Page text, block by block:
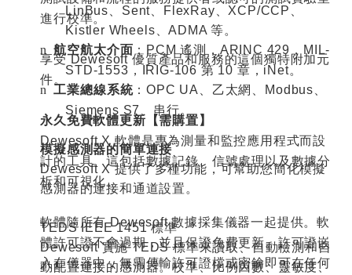
LinBus Sent FlexRay XCP/CCP
Kistler Wheels 、ADMA等。
n 航空航太介面 ： PCM遙測， ARINC 429 ， MIL-
STD-1553 ，IRIG-106第10章，iNet。
n 工業總線系統：OPC UA 、乙太網、 Modbus
Siemens S7
、串行。
模擬感測器的簡單連接
Dewesoft X提供了多種功能，可幫助您簡化模擬
感測器的連接和通道設置。
TEDS IEEE 1451標準
Dewesoft實施TEDS標準來讀取、自動檢測和自
動配置連接的感測器。校準、比例因數、靈敏度、
進行校準。
享受Dewesoft優質產品和服務的這個獨特附加元
件。
永久免費軟體更新【需購置】
Dewesoft X軟體是專為測量和監控應用程式而設
計的工具。這包括數據記錄、信號處理以及數據分
析和可視化。
軟體隨所有Dewesoft數據採集儀器一起提供。軟
體許可證不會過期，並且保證免費更新。許可證嵌
入在儀器中，無需傳輸許可證檔或密鑰即可在任何